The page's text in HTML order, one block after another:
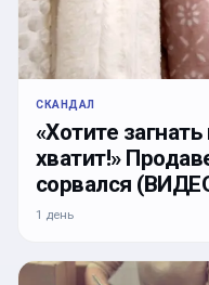
СКАНДАЛ
«Хотите
хватит!»
сорвался
1 день